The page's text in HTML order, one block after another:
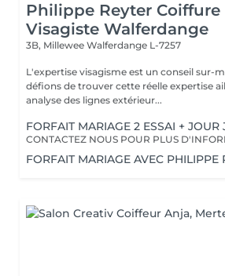
Philippe Reyter Coiffure
Visagiste Walferdange
3B, Millewee Walferdange L-7257
L'expertise visagisme est un conseil sur-
défions de trouver cette réelle expertise
analyse des lignes extérieur...
FORFAIT MARIAGE 2 ESSAI + JOUR
CONTACTEZ NOUS POUR PLUS
FORFAIT MARIAGE AVEC PHILIPPE